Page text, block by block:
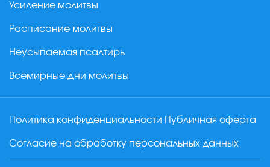
Усиление молитвы
Расписание молитвы
Неусыпаемая псалтирь
Всемирные дни молитвы
Политика конфиденциальности Публичная оферта
Согласие на обработку персональных данных